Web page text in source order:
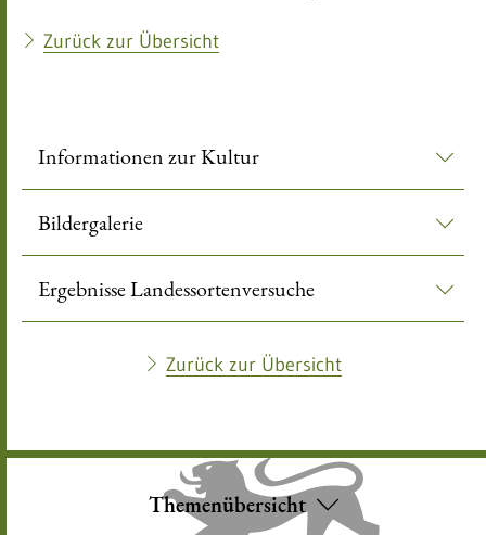
Zurück zur Übersicht
Informationen zur Kultur
Bildergalerie
Ergebnisse Landessortenversuche
Zurück zur Übersicht
Themenübersicht